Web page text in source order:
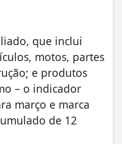
que inclui
motos, partes
e produtos
– o indicador
março e marca
de 12